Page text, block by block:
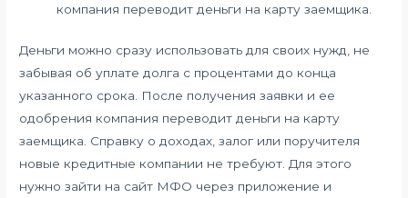
компания переводит деньги на карту заемщика.
Деньги можно сразу использовать для своих нужд, не
забывая об уплате долга с процентами до конца
указанного срока. После получения заявки и ее
одобрения компания переводит деньги на карту
заемщика. Справку о доходах, залог или поручителя
новые кредитные компании не требуют. Для этого
нужно зайти на сайт МФО через приложение и